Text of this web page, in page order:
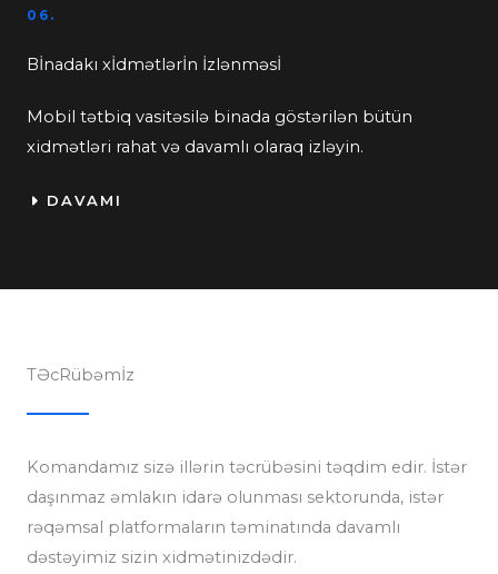
06.
Bİnadakı xİdmətlərİn İzlənməsİ
Mobil tətbiq vasitəsilə binada göstərilən bütün
xidmətləri rahat və davamlı olaraq izləyin.
DAVAMI
TƏcRübəmİz
Komandamız sizə illərin təcrübəsini təqdim edir. İstər
daşınmaz əmlakın idarə olunması sektorunda, istər
rəqəmsal platformaların təminatında davamlı
dəstəyimiz sizin xidmətinizdədir.